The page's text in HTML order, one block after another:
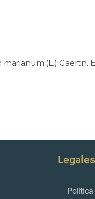
(L.) Gaertn.
Legales
Política